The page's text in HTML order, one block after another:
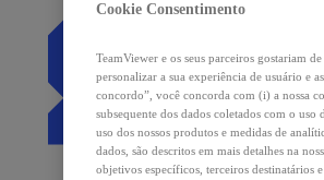
Cookie Consentimento
TeamViewer e os seus parceiros gostariam
personalizar a sua experiência de usuário e
concordo”, você concorda com (i) a nossa
subsequente dos dados coletados com o
uso dos nossos produtos e medidas de
dados, são descritos em mais detalhes na
objetivos específicos, terceiros destinatários